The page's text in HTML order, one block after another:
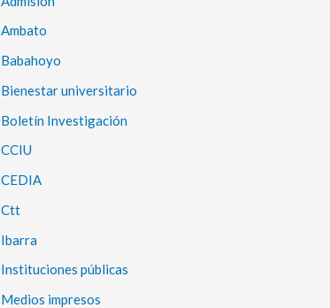
Ambato
Babahoyo
Bienestar universitario
Boletín Investigación
CCIU
CEDIA
Ctt
Ibarra
Instituciones públicas
Medios impresos